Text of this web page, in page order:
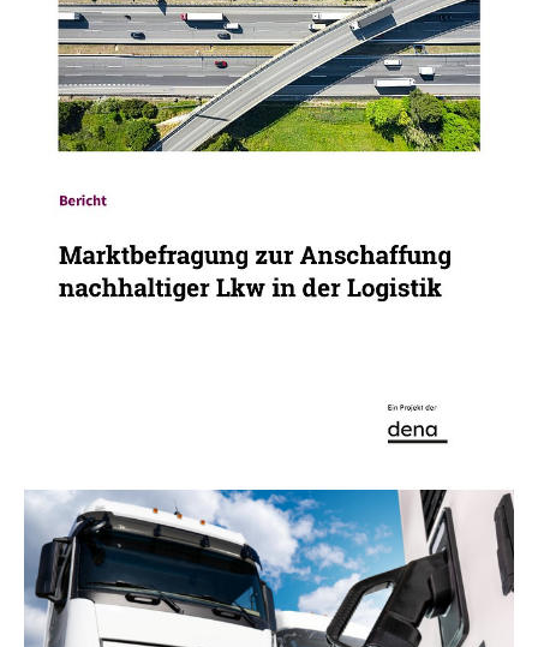
15.12.25 PUBLIKATION
Marktbefragung zur Anschaffung
batterieelektrische, wasserstoffbasierte und
gasbetriebene mittlere und schwere